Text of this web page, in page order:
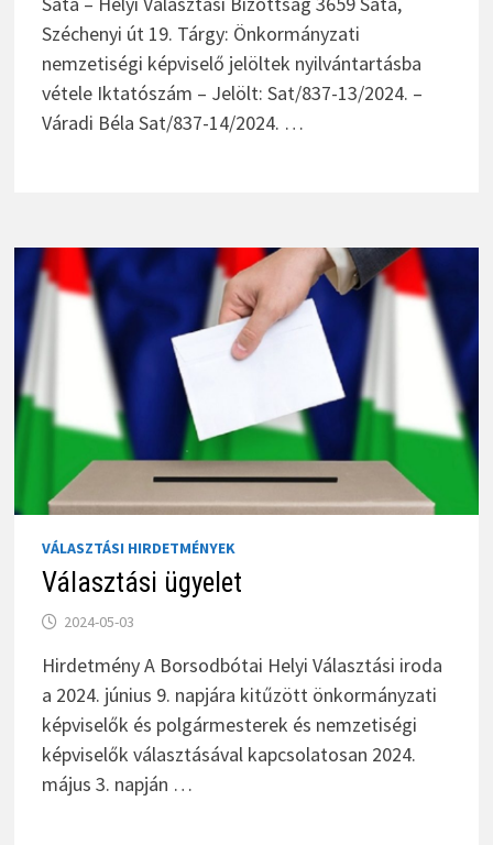
Széchenyi út 19. Tárgy: Önkormányzati
nemzetiségi képviselő jelöltek nyilvántartásba
vétele Iktatószám – Jelölt: Sat/837-13/2024. –
Váradi Béla Sat/837-14/2024. …
VÁLASZTÁSI HIRDETMÉNYEK
Választási ügyelet
2024-05-03
Hirdetmény A Borsodbótai Helyi Választási iroda
a 2024. június 9. napjára kitűzött önkormányzati
képviselők és polgármesterek és nemzetiségi
képviselők választásával kapcsolatosan 2024.
május 3. napján …